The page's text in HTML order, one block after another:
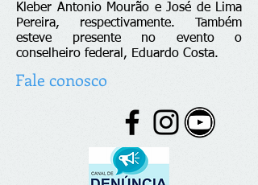
Kleber Antonio Mourão e José de Lima
Pereira, respectivamente. Também
esteve presente no evento o
conselheiro federal, Eduardo Costa.
Fale conosco